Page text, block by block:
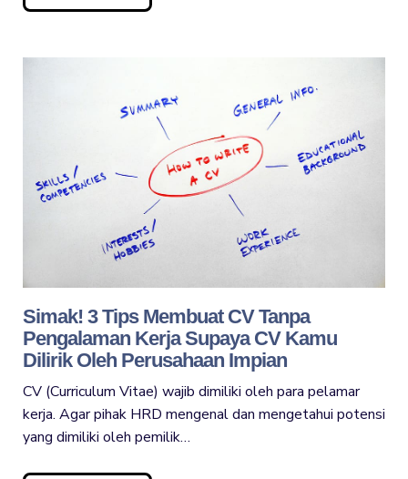
Simak! 3 Tips Membuat CV Tanpa
Pengalaman Kerja Supaya CV Kamu
Dilirik Oleh Perusahaan Impian
CV (Curriculum Vitae) wajib dimiliki oleh para pelamar
kerja. Agar pihak HRD mengenal dan mengetahui potensi
yang dimiliki oleh pemilik…